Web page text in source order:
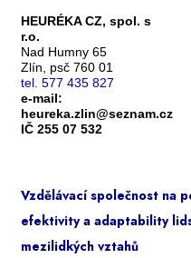
HEURÉKA CZ, spol. s
r.o.
Nad Humny 65
Zlín, psč 760 01
tel. 577 435 827
e-mail:
heureka.zlin@seznam.cz
IČ 255 07 532
Vzdělávací společnost na
efektivity a adaptability
mezilidkých vztahů